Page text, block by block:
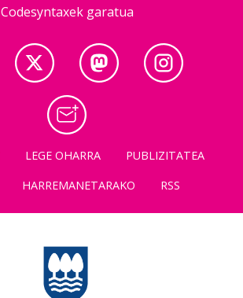
Codesyntaxek garatua
LEGE OHARRA
PUBLIZITATEA
HARREMANETARAKO RSS